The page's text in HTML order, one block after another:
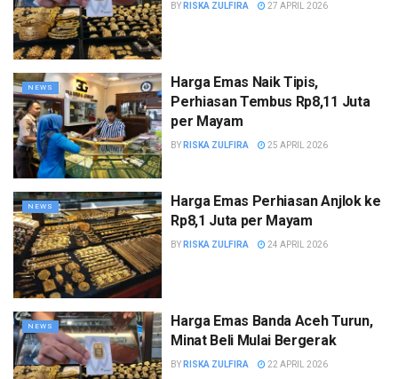
BY RISKA ZULFIRA 27 APRIL 2026
NEWS
Harga Emas Naik Tipis,
Perhiasan Tembus Rp8,11 Juta
per Mayam
BY RISKA ZULFIRA 25 APRIL 2026
NEWS
Harga Emas Perhiasan Anjlok ke
Rp8,1 Juta per Mayam
BY RISKA ZULFIRA 24 APRIL 2026
NEWS
Harga Emas Banda Aceh Turun,
Minat Beli Mulai Bergerak
BY RISKA ZULFIRA 22 APRIL 2026